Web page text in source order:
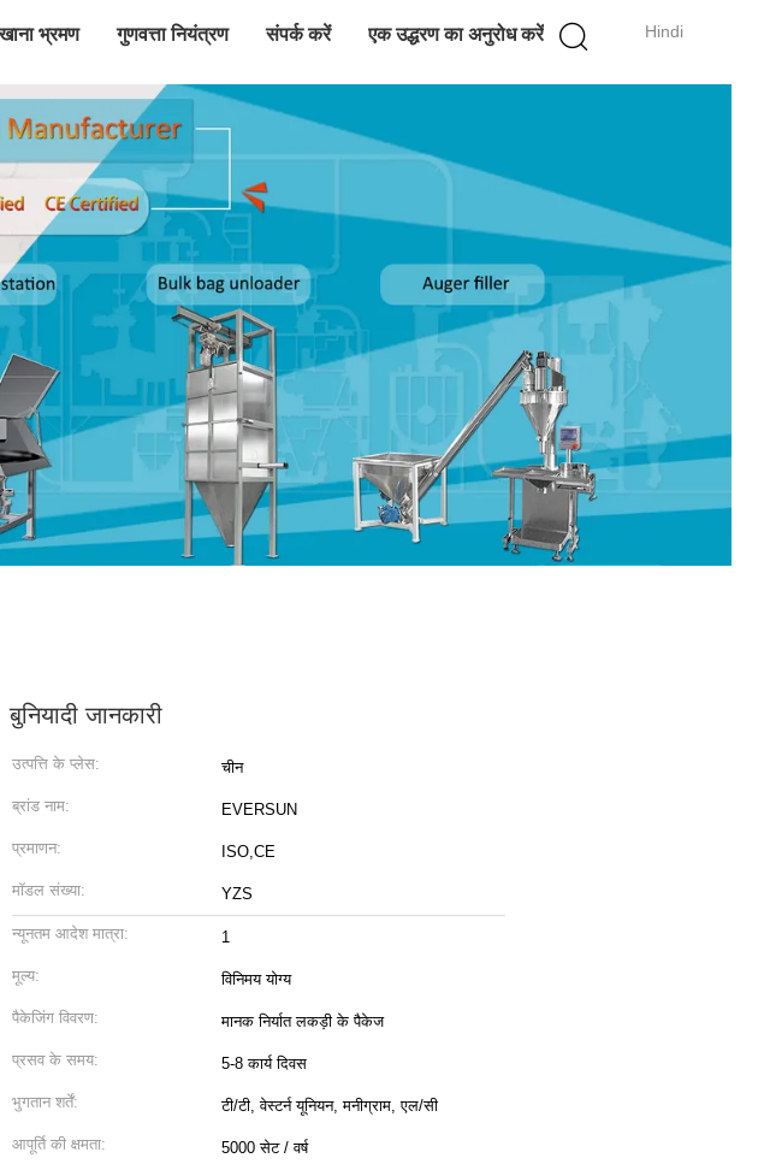
Hindi
भ्रमण गुणवत्ता नियंत्रण संपर्क करें एक उद्धरण का अनुरोध करें
बुनियादी जानकारी
उत्पत्ति के प्लेस: चीन
ब्रांड नाम: EVERSUN
प्रमाणन: ISO,CE
मॉडल संख्या: YZS
न्यूनतम आदेश मात्रा: 1
मूल्य: विनिमय योग्य
पैकेजिंग विवरण: मानक निर्यात लकड़ी के पैकेज
प्रसव के समय: 5-8 कार्य दिवस
भुगतान शर्तें: टी/टी, वेस्टर्न यूनियन, मनीग्राम, एल/सी
आपूर्ति की क्षमता: 5000 सेट / वर्ष